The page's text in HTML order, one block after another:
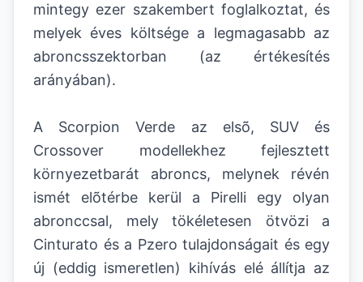
mintegy ezer szakembert foglalkoztat, és
melyek éves költsége a legmagasabb az
abroncsszektorban (az értékesítés
arányában).
A Scorpion Verde az elsõ, SUV és
Crossover modellekhez fejlesztett
környezetbarát abroncs, melynek révén
ismét elõtérbe kerül a Pirelli egy olyan
abronccsal, mely tökéletesen ötvözi a
Cinturato és a Pzero tulajdonságait és egy
új (eddig ismeretlen) kihívás elé állítja az